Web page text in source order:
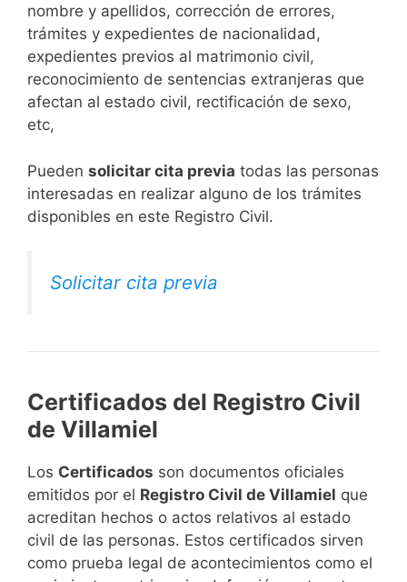
nombre y apellidos, corrección de errores,
trámites y expedientes de nacionalidad,
expedientes previos al matrimonio civil,
reconocimiento de sentencias extranjeras que
afectan al estado civil, rectificación de sexo,
etc,
​Pueden solicitar cita previa todas las personas
interesadas en realizar alguno de los trámites
disponibles en este Registro Civil.​
Solicitar cita previa
Certificados del Registro Civil
de Villamiel
Los Certificados son documentos oficiales
emitidos por el Registro Civil de Villamiel que
acreditan hechos o actos relativos al estado
civil de las personas. Estos certificados sirven
como prueba legal de acontecimientos como el